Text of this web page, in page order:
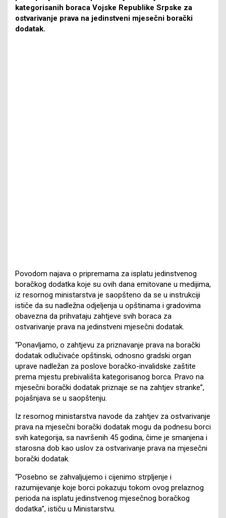
kategorisanih boraca Vojske Republike Srpske za
ostvarivanje prava na jedinstveni mjesečni borački
dodatak.
Povodom najava o pripremama za isplatu jedinstvenog
boračkog dodatka koje su ovih dana emitovane u medijima,
iz resornog ministarstva je saopšteno da se u instrukciji
ističe da su nadležna odjeljenja u opštinama i gradovima
obavezna da prihvataju zahtjeve svih boraca za
ostvarivanje prava na jedinstveni mjesečni dodatak.
“Ponavljamo, o zahtjevu za priznavanje prava na borački
dodatak odlučivaće opštinski, odnosno gradski organ
uprave nadležan za poslove boračko-invalidske zaštite
prema mjestu prebivališta kategorisanog borca. Pravo na
mjesečni borački dodatak priznaje se na zahtjev stranke”,
pojašnjava se u saopštenju.
Iz resornog ministarstva navode da zahtjev za ostvarivanje
prava na mjesečni borački dodatak mogu da podnesu borci
svih kategorija, sa navršenih 45 godina, čime je smanjena i
starosna dob kao uslov za ostvarivanje prava na mjesečni
borački dodatak.
“Posebno se zahvaljujemo i cijenimo strpljenje i
razumijevanje koje borci pokazuju tokom ovog prelaznog
perioda na isplatu jedinstvenog mjesečnog boračkog
dodatka”, ističu u Ministarstvu.